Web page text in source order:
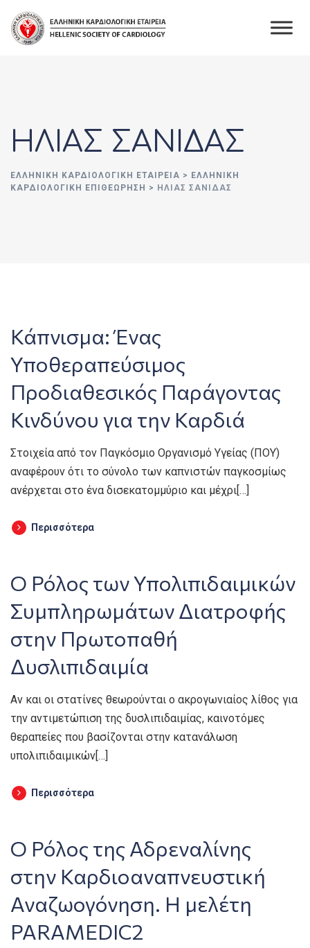
content
ΗΛΙΑΣ ΣΑΝΙΔΑΣ
ΕΛΛΗΝΙΚΉ ΚΑΡΔΙΟΛΟΓΙΚΉ ΕΤΑΙΡΕΊΑ > ΕΛΛΗΝΙΚΗ
ΚΑΡΔΙΟΛΟΓΙΚΗ ΕΠΙΘΕΩΡΗΣΗ > ΗΛΙΑΣ ΣΑΝΙΔΑΣ
Κάπνισμα: Ένας
Υποθεραπεύσιμος
Προδιαθεσικός Παράγοντας
Κινδύνου για την Καρδιά
Στοιχεία από τον Παγκόσμιο Οργανισμό Υγείας (ΠΟΥ)
αναφέρουν ότι το σύνολο των καπνιστών παγκοσμίως
ανέρχεται στο ένα δισεκατομμύριο και μέχρι[…]
Περισσότερα
Ο Ρόλος των Υπολιπιδαιμικών
Συμπληρωμάτων Διατροφής
στην Πρωτοπαθή
Δυσλιπιδαιμία
Αν και οι στατίνες θεωρούνται ο ακρογωνιαίος λίθος για
την αντιμετώπιση της δυσλιπιδαιμίας, καινοτόμες
θεραπείες που βασίζονται στην κατανάλωση
υπολιπιδαιμικών[…]
Περισσότερα
Ο Ρόλος της Αδρεναλίνης
στην Καρδιοαναπνευστική
Αναζωογόνηση. Η μελέτη
PARAMEDIC2